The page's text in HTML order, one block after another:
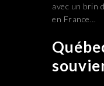
avec un brin
en France…